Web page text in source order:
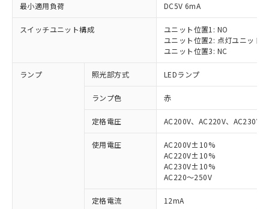
最小適用負荷 DC5V 6mA
スイッチユニット構成
ユニット位置1: NO
ユニット位置2: 点灯ユニット
ユニット位置3: NC
ランプ 照光部方式 LEDランプ
ランプ色 赤
定格電圧 AC200V、AC220V、AC230V
使用電圧
AC200V±10%
AC220V±10%
AC230V±10%
AC220～250V
定格電流 12mA